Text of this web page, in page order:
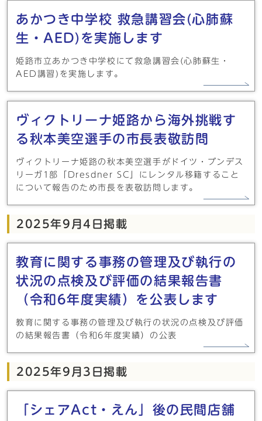
あかつき中学校 救急講習会(心肺蘇
生・AED)を実施します
姫路市立あかつき中学校にて救急講習会(心肺蘇生・
AED講習)を実施します。
ヴィクトリーナ姫路から海外挑戦す
る秋本美空選手の市長表敬訪問
ヴィクトリーナ姫路の秋本美空選手がドイツ・ブンデス
リーガ1部「Dresdner SC」にレンタル移籍すること
について報告のため市長を表敬訪問します。
2025年9月4日掲載
教育に関する事務の管理及び執行の
状況の点検及び評価の結果報告書
（令和6年度実績）を公表します
教育に関する事務の管理及び執行の状況の点検及び評価
の結果報告書（令和6年度実績）の公表
2025年9月3日掲載
「シェアAct・えん」後の民間店舗